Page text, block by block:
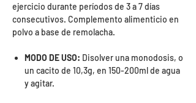
ejercicio durante períodos de 3 a 7 días
consecutivos. Complemento alimenticio en
polvo a base de remolacha.
MODO DE USO: Disolver una monodosis, o
un cacito de 10,3g, en 150-200ml de agua
y agitar.